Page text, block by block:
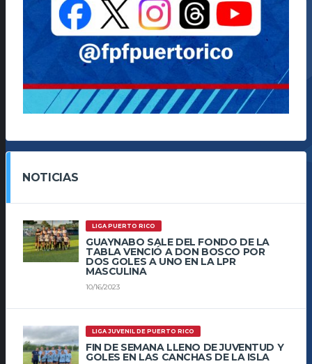
NOTICIAS
LIGA PUERTO RICO
GUAYNABO SALE DEL FONDO DE LA
TABLA VENCIÓ A DON BOSCO POR
DOS GOLES A UNO EN LA LPR
MASCULINA
10/16/2023
LIGA JUVENIL DE PUERTO RICO
FIN DE SEMANA LLENO DE JUVENTUD Y
GOLES EN LAS CANCHAS DE LA ISLA